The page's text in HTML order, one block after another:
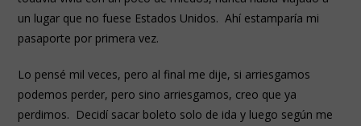
un lugar que no fuese Estados Unidos. Ahí estamparía mi
pasaporte por primera vez.
Lo pensé mil veces, pero al final me dije, si arriesgamos
podemos perder, pero sino arriesgamos, creo que ya
perdimos. Decidí sacar boleto solo de ida y luego según me